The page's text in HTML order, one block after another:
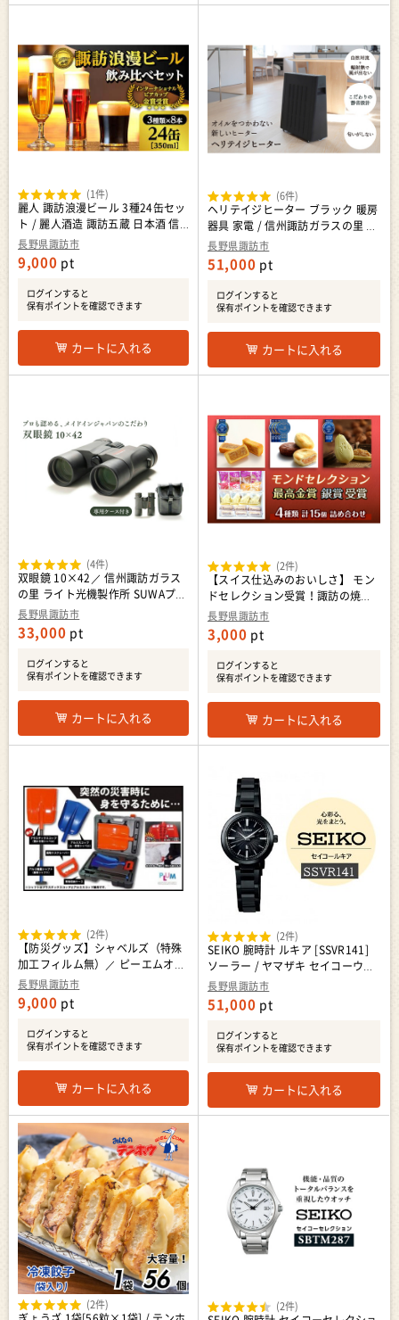
長野県諏訪市
麗人 諏訪浪漫ビール 3種24缶セッ
ト / 麗人酒造 諏訪五蔵 日本酒 信
州 長野県 諏訪市 諏訪 [37-09]
(1件)
9,000 pt
ログインすると
保有ポイントを確認できます
カートに入れる
長野県諏訪市
ヘリテイジヒーター ブラック 暖房
器具 家電 / 信州諏訪ガラスの里 ユ
ーレックス SUWAプレミアム 信州
長野県 諏訪市 諏訪 [11-71BT]
(6件)
51,000 pt
ログインすると
保有ポイントを確認できます
カートに入れる
長野県諏訪市
双眼鏡 10×42／ 信州諏訪ガラス
の里 ライト光機製作所 SUWAプレ
ミアム認定商品 ギフト プレゼント
おすすめ おすすめ双眼鏡 双眼鏡
双眼鏡 信州 長野県 諏訪市 諏訪
【11-74】
(4件)
33,000 pt
ログインすると
保有ポイントを確認できます
カートに入れる
長野県諏訪市
【スイス仕込みのおいしさ】 モン
ドセレクション受賞！諏訪の焼き
菓子セット 詰め合わせ ヌーベル梅
林堂 くるみやまびこ 【25-01】
(2件)
3,000 pt
ログインすると
保有ポイントを確認できます
カートに入れる
長野県諏訪市
【防災グッズ】シャベルズ（特殊
加工フィルム無）／ ピーエムオフ
ィスエー 除雪シャベル 砂用シャベ
ル シャベル コンパクト収納 災害
カー用品 雪かき 防災 防災 防災 防
災 防災 信州 長野県 諏訪市 諏訪
【28-03】
(2件)
9,000 pt
ログインすると
保有ポイントを確認できます
カートに入れる
長野県諏訪市
SEIKO 腕時計 ルキア [SSVR141]
ソーラー / ヤマザキ セイコーウオ
ッチ 時計 信州 長野県 諏訪市 諏訪
[61-123]
(2件)
51,000 pt
ログインすると
保有ポイントを確認できます
カートに入れる
(2件) (2件)